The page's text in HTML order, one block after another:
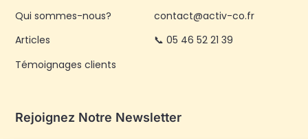
Qui sommes-nous?
Articles
Témoignages clients
contact@activ-co.fr
📞 05 46 52 21 39
Rejoignez Notre Newsletter